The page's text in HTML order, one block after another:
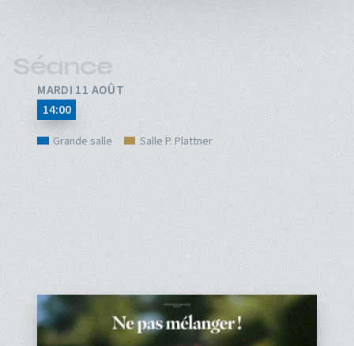
Séance
MARDI 11 AOÛT
14:00
Grande salle Salle P. Plattner